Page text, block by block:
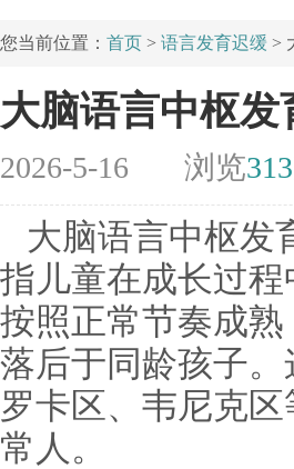
您当前位置： 首页 > 语言发育迟缓 >
大脑语言中枢发
2026-5-16 浏览313
大脑语言中枢发
指儿童在成长过
按照正常节奏成
落后于同龄孩子
罗卡区、韦尼克
常人。